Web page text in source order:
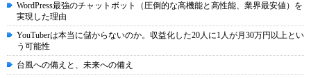
WordPress最強のチャットボット（圧倒的な高機能と高性能、業界最安値）を
実現した理由
YouTuberは本当に儲からないのか。収益化した20人に1人が月30万円以上とい
う可能性
台風への備えと、未来への備え